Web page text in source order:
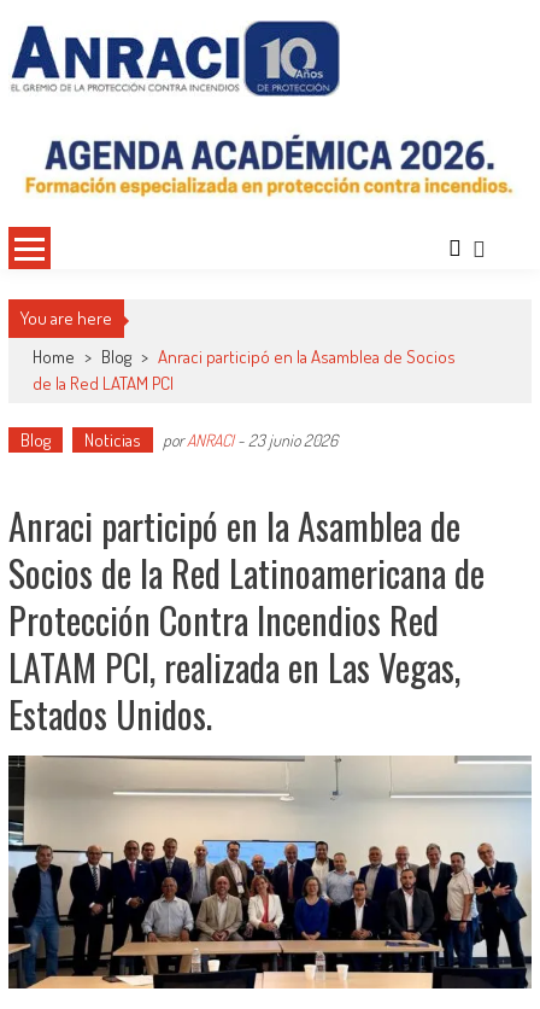
contenido
Protección Contra Incendios
Condiciones de Protección Contra Incendios para Nuestra Sociedad
You are here
Home > Blog > Anraci participó en la Asamblea de Socios
de la Red LATAM PCI
Blog Noticias porANRACI- 23 junio 2026
Anraci participó en la Asamblea de
Socios de la Red Latinoamericana de
Protección Contra Incendios Red
LATAM PCI, realizada en Las Vegas,
Estados Unidos.